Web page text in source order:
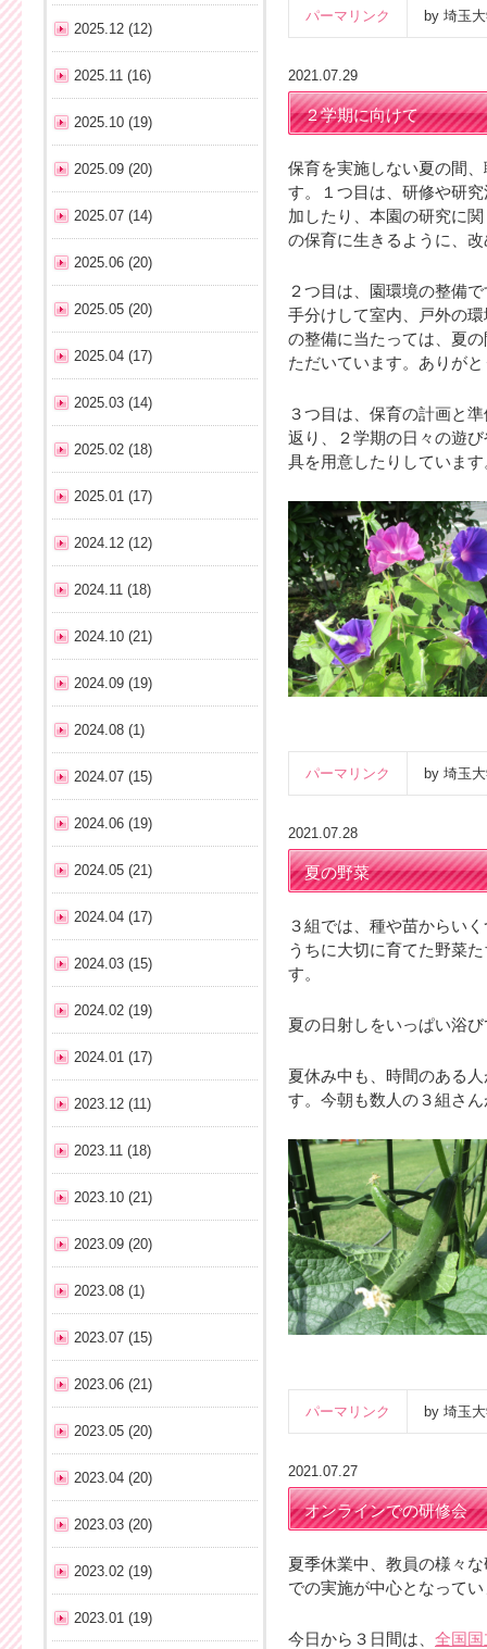
パーマリンク by 埼玉
2021.07.29
２学期に向けて
保育を実施しない夏の間
す。１つ目は、研修や研
加したり、本園の研究に
の保育に生きるように、
２つ目は、園環境の整備
手分けして室内、戸外の
の整備に当たっては、夏
ただいています。ありが
３つ目は、保育の計画と
返り、２学期の日々の遊
具を用意したりしています
パーマリンク by 埼玉
2021.07.28
夏の野菜
３組では、種や苗からい
うちに大切に育てた野菜
す。
夏の日射しをいっぱい浴
夏休み中も、時間のある
す。今朝も数人の３組さ
パーマリンク by 埼玉
2021.07.27
オンラインでの研修会
夏季休業中、教員の様々
での実施が中心となって
今日から３日間は、 全国
2025.12 (12)
2025.11 (16)
2025.10 (19)
2025.09 (20)
2025.07 (14)
2025.06 (20)
2025.05 (20)
2025.04 (17)
2025.03 (14)
2025.02 (18)
2025.01 (17)
2024.12 (12)
2024.11 (18)
2024.10 (21)
2024.09 (19)
2024.08 (1)
2024.07 (15)
2024.06 (19)
2024.05 (21)
2024.04 (17)
2024.03 (15)
2024.02 (19)
2024.01 (17)
2023.12 (11)
2023.11 (18)
2023.10 (21)
2023.09 (20)
2023.08 (1)
2023.07 (15)
2023.06 (21)
2023.05 (20)
2023.04 (20)
2023.03 (20)
2023.02 (19)
2023.01 (19)